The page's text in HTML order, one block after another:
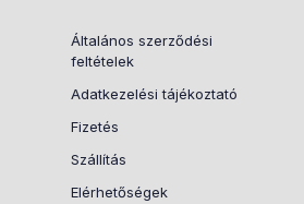
Általános szerződési
feltételek
Adatkezelési tájékoztató
Fizetés
Szállítás
Elérhetőségek